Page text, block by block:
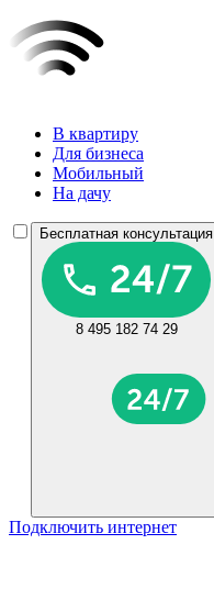
В квартиру
Для бизнеса
Мобильный
На дачу
Бесплатная консультация
8 495 182 74 29
Подключить интернет